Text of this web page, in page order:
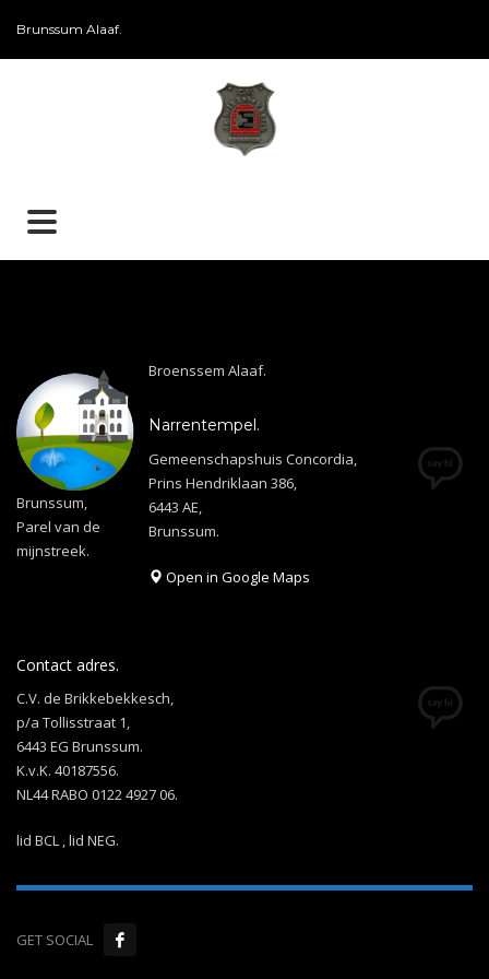
Brunssum Alaaf.
Brunssum,
Parel van de
mijnstreek.
Broenssem Alaaf.
Narrentempel.
Gemeenschapshuis Concordia,
Prins Hendriklaan 386,
6443 AE,
Brunssum.
Open in Google Maps
Contact adres.
C.V. de Brikkebekkesch,
p/a Tollisstraat 1,
6443 EG Brunssum.
K.v.K. 40187556.
NL44 RABO 0122 4927 06.
lid BCL , lid NEG.
GET SOCIAL